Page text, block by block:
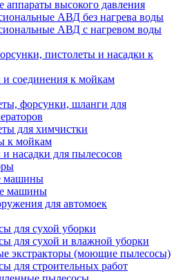
аппараты высокого давления
АВД без нагрева воды
АВД с нагревом воды
пистолеты и насадки к
соединения к мойкам
форсунки, шланги для
для химчистки
к мойкам
насадки для пылесосов
машины
машины
для автомоек
для сухой уборки
для сухой и влажной уборки
экстракторы (моющие пылесосы)
для строительных работ